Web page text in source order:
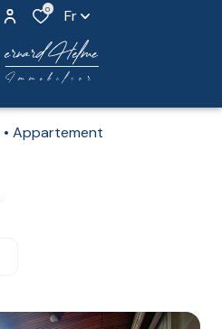
0 Fr
Appartement